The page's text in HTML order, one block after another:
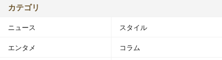
カテゴリ
ニュース スタイル
エンタメ コラム